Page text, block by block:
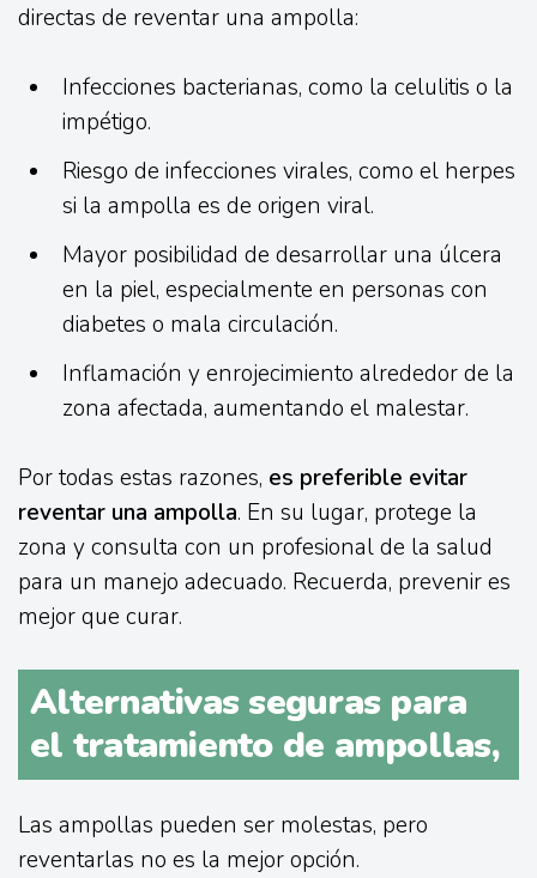
directas de reventar una ampolla:
Infecciones bacterianas, como la celulitis o la
impétigo.
Riesgo de infecciones virales, como el herpes
si la ampolla es de origen viral.
Mayor posibilidad de desarrollar una úlcera
en la piel, especialmente en personas con
diabetes o mala circulación.
Inflamación y enrojecimiento alrededor de la
zona afectada, aumentando el malestar.
Por todas estas razones, es preferible evitar
reventar una ampolla. En su lugar, protege la
zona y consulta con un profesional de la salud
para un manejo adecuado. Recuerda, prevenir es
mejor que curar.
Alternativas seguras para
el tratamiento de ampollas,
Las ampollas pueden ser molestas, pero
reventarlas no es la mejor opción.